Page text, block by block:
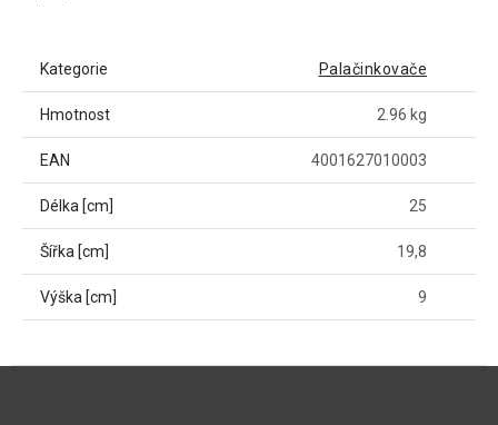
Kategorie Palačinkovače
Hmotnost 2.96 kg
EAN 4001627010003
Délka [cm] 25
Šířka [cm] 19,8
Výška [cm] 9